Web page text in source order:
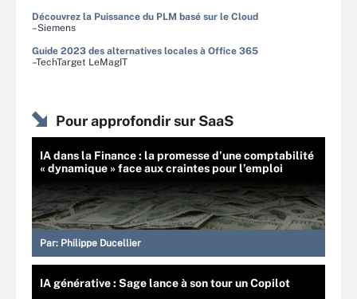
Découvrez la Puissance du PLM basé sur le Cloud
–Siemens
Guide 2023 des alternatives locales à Office 365
–TechTarget LeMagIT
Pour approfondir sur SaaS
IA dans la Finance : la promesse d’une comptabilité
« dynamique » face aux craintes pour l’emploi
Par: Philippe Ducellier
IA générative : Sage lance à son tour un Copilot